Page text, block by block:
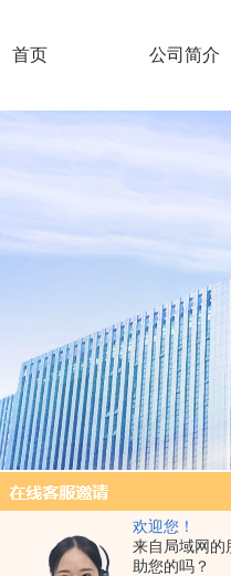
欢迎您！
来自局域网的
助您的吗？
首页 公司简介